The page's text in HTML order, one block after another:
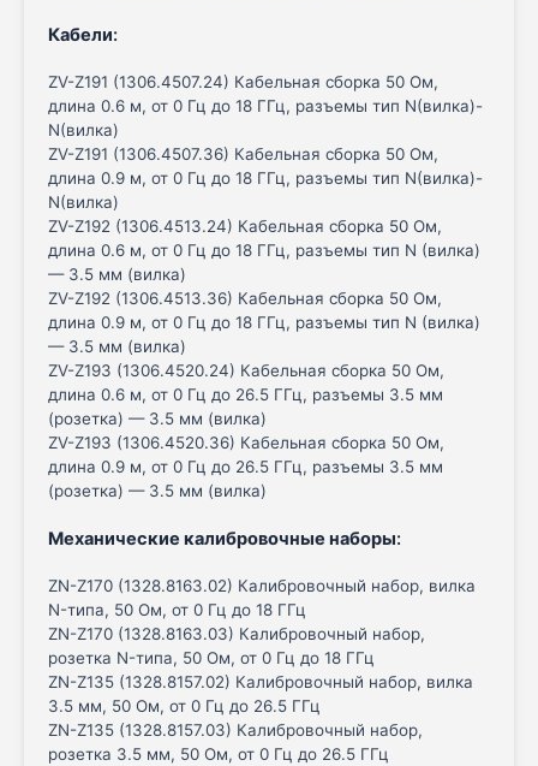
Кабели:
ZV-Z191 (1306.4507.24) Кабельная сборка 50 Ом,
длина 0.6 м, от 0 Гц до 18 ГГц, разъемы тип N(вилка)-
N(вилка)
ZV-Z191 (1306.4507.36) Кабельная сборка 50 Ом,
длина 0.9 м, от 0 Гц до 18 ГГц, разъемы тип N(вилка)-
N(вилка)
ZV-Z192 (1306.4513.24) Кабельная сборка 50 Ом,
длина 0.6 м, от 0 Гц до 18 ГГц, разъемы тип N (вилка)
— 3.5 мм (вилка)
ZV-Z192 (1306.4513.36) Кабельная сборка 50 Ом,
длина 0.9 м, от 0 Гц до 18 ГГц, разъемы тип N (вилка)
— 3.5 мм (вилка)
ZV-Z193 (1306.4520.24) Кабельная сборка 50 Ом,
длина 0.6 м, от 0 Гц до 26.5 ГГц, разъемы 3.5 мм
(розетка) — 3.5 мм (вилка)
ZV-Z193 (1306.4520.36) Кабельная сборка 50 Ом,
длина 0.9 м, от 0 Гц до 26.5 ГГц, разъемы 3.5 мм
(розетка) — 3.5 мм (вилка)
Механические калибровочные наборы:
ZN-Z170 (1328.8163.02) Калибровочный набор, вилка
N-типа, 50 Ом, от 0 Гц до 18 ГГц
ZN-Z170 (1328.8163.03) Калибровочный набор,
розетка N-типа, 50 Ом, от 0 Гц до 18 ГГц
ZN-Z135 (1328.8157.02) Калибровочный набор, вилка
3.5 мм, 50 Ом, от 0 Гц до 26.5 ГГц
ZN-Z135 (1328.8157.03) Калибровочный набор,
розетка 3.5 мм, 50 Ом, от 0 Гц до 26.5 ГГц